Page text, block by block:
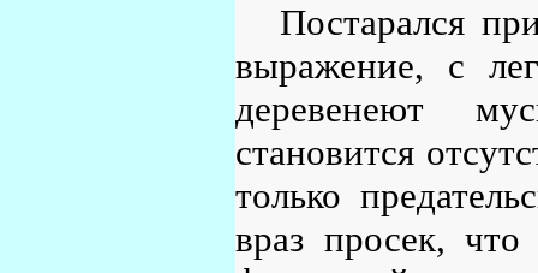
Постарался
выражение, с
деревенеют
становится
только
враз просек,